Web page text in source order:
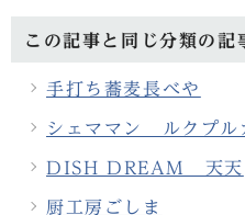
この記事と同じ分類の記
手打ち蕎麦長べや
シェママン ルクプル
DISH DREAM 天天
厨工房ごしま